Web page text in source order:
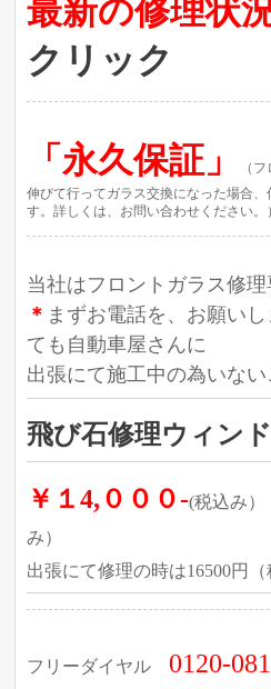
最新の修理状
クリック
「永久保証」
（
伸びて行ってガラス交換になった場合
す。詳しくは、お問い合わせください。
当社はフロントガラス修理
＊ まずお電話を、お願い
ても自動車屋さんに
出張にて施工中の為いない
飛び石修理ウィン
￥１4,０００-(税込み）
み）
出張にて修理の時は16500円（
フリーダイヤル 0120-